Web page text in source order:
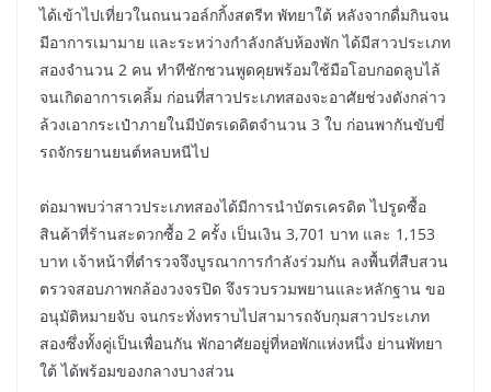
ได้เข้าไปเที่ยวในถนนวอล์กกิ้งสตรีท พัทยาใต้ หลังจากดื่มกินจน
มีอาการเมามาย และระหว่างกำลังกลับห้องพัก ได้มีสาวประเภท
สองจำนวน 2 คน ทำทีชักชวนพูดคุยพร้อมใช้มือโอบกอดลูบไล้
จนเกิดอาการเคลิ้ม ก่อนที่สาวประเภทสองจะอาศัยช่วงดังกล่าว
ล้วงเอากระเป๋าภายในมีบัตรเดดิตจำนวน 3 ใบ ก่อนพากันขับขี่
รถจักรยานยนต์หลบหนีไป
ต่อมาพบว่าสาวประเภทสองได้มีการนำบัตรเครดิต ไปรูดซื้อ
สินค้าที่ร้านสะดวกซื้อ 2 ครั้ง เป็นเงิน 3,701 บาท และ 1,153
บาท เจ้าหน้าที่ตำรวจจึงบูรณาการกำลังร่วมกัน ลงพื้นที่สืบสวน
ตรวจสอบภาพกล้องวงจรปิด จึงรวบรวมพยานและหลักฐาน ขอ
อนุมัติหมายจับ จนกระทั่งทราบไปสามารถจับกุมสาวประเภท
สองซึ่งทั้งคู่เป็นเพื่อนกัน พักอาศัยอยู่ที่หอพักแห่งหนึ่ง ย่านพัทยา
ใต้ ได้พร้อมของกลางบางส่วน